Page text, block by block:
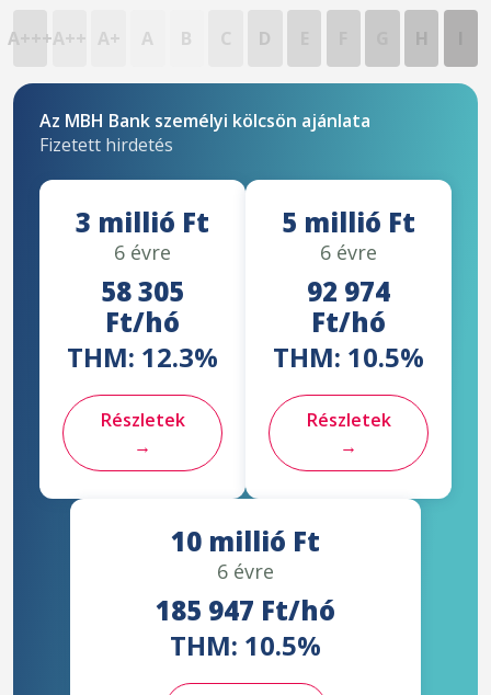
A+++A++ A+ A B C D
Az MBH Bank személyi kölcsön ajánlata
Fizetett hirdetés
3 millió Ft
6 évre
58 305
Ft/hó
THM: 12.3%
Részletek
→
5 millió Ft
6 évre
92 974
Ft/hó
THM: 10.5%
Részletek
→
10 millió Ft
6 évre
185 947 Ft/hó
THM: 10.5%